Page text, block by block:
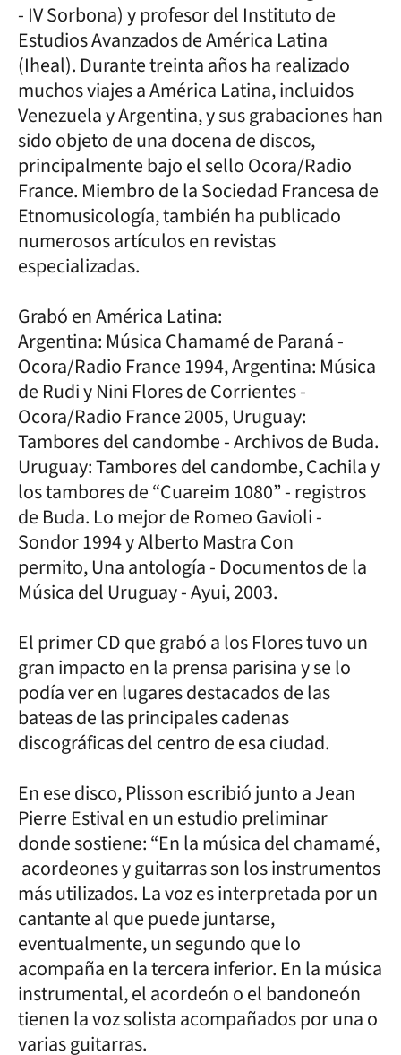
- IV Sorbona) y profesor del Instituto de
Estudios Avanzados de América Latina
(Iheal). Durante treinta años ha realizado
muchos viajes a América Latina, incluidos
Venezuela y Argentina, y sus grabaciones han
sido objeto de una docena de discos,
principalmente bajo el sello Ocora/Radio
France. Miembro de la Sociedad Francesa de
Etnomusicología, también ha publicado
numerosos artículos en revistas
especializadas.
Grabó en América Latina:
Argentina: Música Chamamé de Paraná -
Ocora/Radio France 1994, Argentina: Música
de Rudi y Nini Flores de Corrientes -
Ocora/Radio France 2005, Uruguay:
Tambores del candombe - Archivos de Buda.
Uruguay: Tambores del candombe, Cachila y
los tambores de “Cuareim 1080” - registros
de Buda. Lo mejor de Romeo Gavioli -
Sondor 1994 y Alberto Mastra Con
permito, Una antología - Documentos de la
Música del Uruguay - Ayui, 2003.
El primer CD que grabó a los Flores tuvo un
gran impacto en la prensa parisina y se lo
podía ver en lugares destacados de las
bateas de las principales cadenas
discográficas del centro de esa ciudad.
En ese disco, Plisson escribió junto a Jean
Pierre Estival en un estudio preliminar
donde sostiene: “En la música del chamamé,
acordeones y guitarras son los instrumentos
más utilizados. La voz es interpretada por un
cantante al que puede juntarse,
eventualmente, un segundo que lo
acompaña en la tercera inferior. En la música
instrumental, el acordeón o el bandoneón
tienen la voz solista acompañados por una o
varias guitarras.